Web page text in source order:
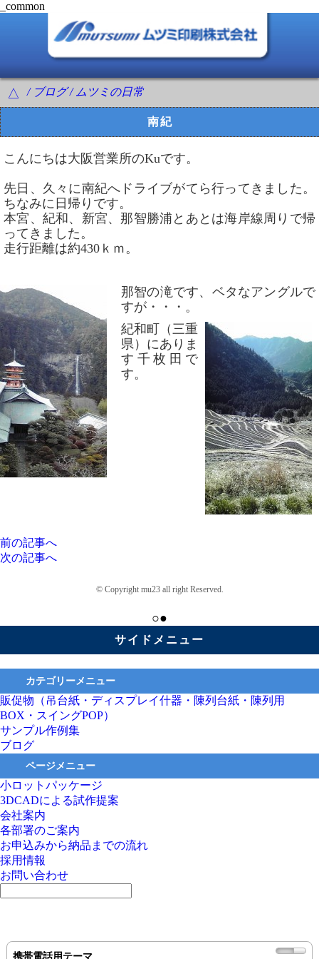
_common
△ / ブログ / ムツミの日常
南紀
こんにちは大阪営業所のKuです。
先日、久々に南紀へドライブがてら行ってきました。
ちなみに日帰りです。
本宮、紀和、新宮、那智勝浦とあとは海岸線周りで帰
ってきました。
走行距離は約430ｋｍ。
那智の滝です、ベタなアングルで
すが・・・。
紀和町（三重
県）にありま
す千枚田で
す。
前の記事へ
次の記事へ
© Copyright mu23 all right Reserved.
○●
サイドメニュー
カテゴリーメニュー
販促物（吊台紙・ディスプレイ什器・陳列台紙・陳列用
BOX・スイングPOP）
サンプル作例集
ブログ
ページメニュー
小ロットパッケージ
3DCADによる試作提案
会社案内
各部署のご案内
お申込みから納品までの流れ
採用情報
お問い合わせ
携帯電話用テーマ